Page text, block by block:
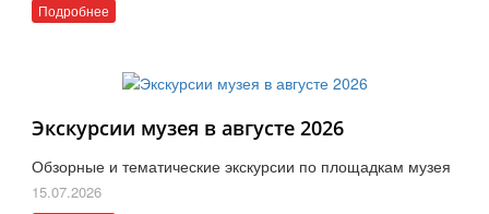
Подробнее
Экскурсии музея в августе 2026
Обзорные и тематические экскурсии по площадкам музея
15.07.2026